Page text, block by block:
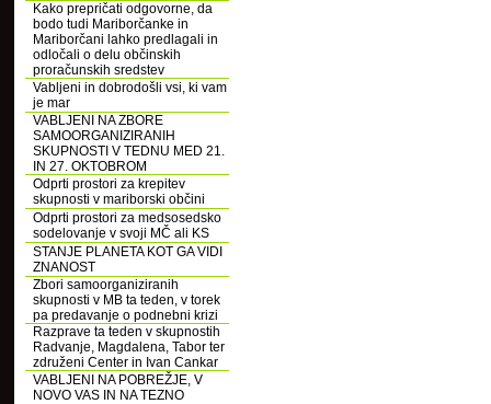
Kako prepričati odgovorne, da
bodo tudi Mariborčanke in
Mariborčani lahko predlagali in
odločali o delu občinskih
proračunskih sredstev
Vabljeni in dobrodošli vsi, ki vam
je mar
VABLJENI NA ZBORE
SAMOORGANIZIRANIH
SKUPNOSTI V TEDNU MED 21.
IN 27. OKTOBROM
Odprti prostori za krepitev
skupnosti v mariborski občini
Odprti prostori za medsosedsko
sodelovanje v svoji MČ ali KS
STANJE PLANETA KOT GA VIDI
ZNANOST
Zbori samoorganiziranih
skupnosti v MB ta teden, v torek
pa predavanje o podnebni krizi
Razprave ta teden v skupnostih
Radvanje, Magdalena, Tabor ter
združeni Center in Ivan Cankar
VABLJENI NA POBREŽJE, V
NOVO VAS IN NA TEZNO